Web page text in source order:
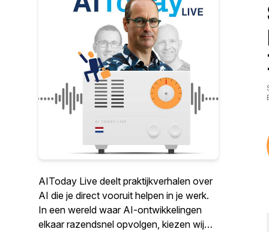
AIToday Live deelt praktijkverhalen over
AI die je direct vooruit helpen in je werk.
In een wereld waar AI-ontwikkelingen
elkaar razendsnel opvolgen, kiezen wij